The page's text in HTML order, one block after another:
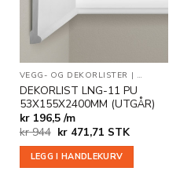
VEGG- OG DEKORLISTER | DEKOR
DEKORLIST LNG-11 PU
53X155X2400MM (UTGÅR)
kr 196,5 /m
kr944 Opprinnelig
var:
kr 944.
kr471,71Nåværende
er:
kr 471,71.
STK
LEGG I HANDLEKURV